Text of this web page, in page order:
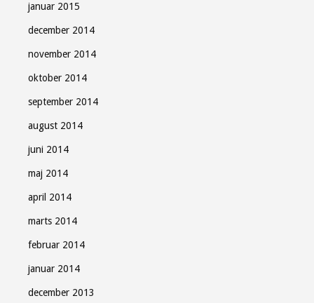
januar 2015
december 2014
november 2014
oktober 2014
september 2014
august 2014
juni 2014
maj 2014
april 2014
marts 2014
februar 2014
januar 2014
december 2013